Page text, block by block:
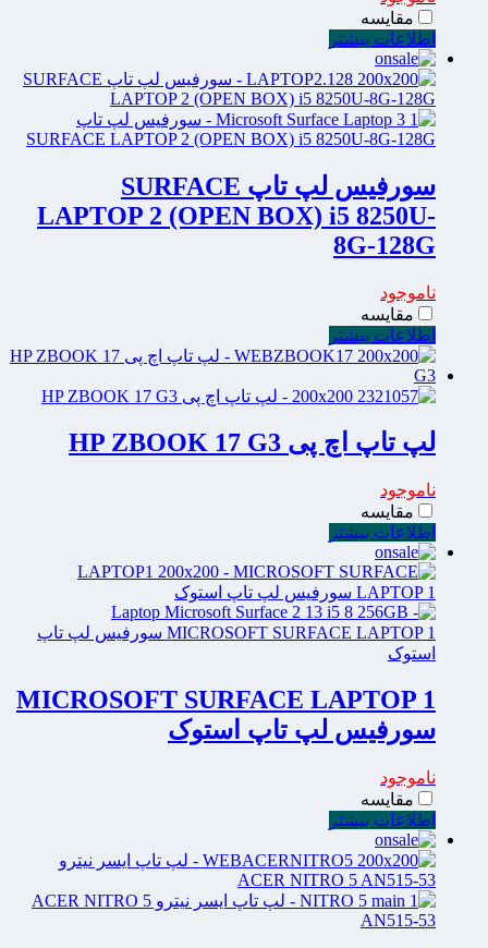
مقایسه
اطلاعات بیشتر
سورفیس لپ تاپ SURFACE
LAPTOP 2 (OPEN BOX) i5 8250U-
8G-128G
ناموجود
مقایسه
اطلاعات بیشتر
لپ تاپ اچ پی HP ZBOOK 17 G3
ناموجود
مقایسه
اطلاعات بیشتر
MICROSOFT SURFACE LAPTOP 1
سورفیس لپ تاپ استوک
ناموجود
مقایسه
اطلاعات بیشتر